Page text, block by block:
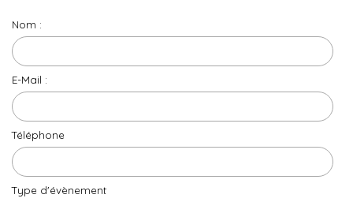
Nom :
E-Mail :
Téléphone
Type d'évènement